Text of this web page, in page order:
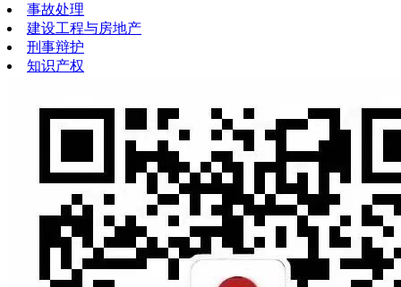
事故处理
建设工程与房地产
刑事辩护
知识产权